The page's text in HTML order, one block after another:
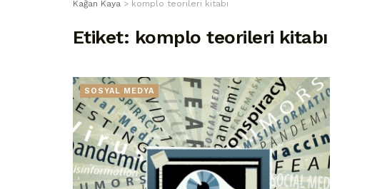
Kağan Kaya > komplo teorileri kitabı
Etiket: komplo teorileri kitabı
SOSYAL MEDYA